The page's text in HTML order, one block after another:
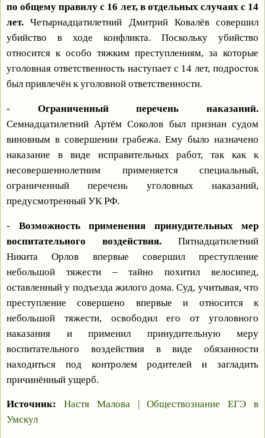
по общему правилу с 16 лет, в отдельных случаях с 14
лет. Четырнадцатилетний Дмитрий Ковалёв совершил
убийство в ходе конфликта. Поскольку убийство
относится к особо тяжким преступлениям, за которые
уголовная ответственность наступает с 14 лет, подросток
был привлечён к уголовной ответственности.
- Ограниченный перечень наказаний.
Семнадцатилетний Артём Соколов был признан судом
виновным в совершении грабежа. Ему было назначено
наказание в виде исправительных работ, так как к
несовершеннолетним применяется специальный,
ограниченный перечень уголовных наказаний,
предусмотренный УК РФ.
- Возможность применения принудительных мер
воспитательного воздействия. Пятнадцатилетний
Никита Орлов впервые совершил преступление
небольшой тяжести – тайно похитил велосипед,
оставленный у подъезда жилого дома. Суд, учитывая, что
преступление совершено впервые и относится к
небольшой тяжести, освободил его от уголовного
наказания и применил принудительную меру
воспитательного воздействия в виде обязанности
находиться под контролем родителей и загладить
причинённый ущерб.
Источник:
Настя Малова | Обществознание ЕГЭ в
Умскул